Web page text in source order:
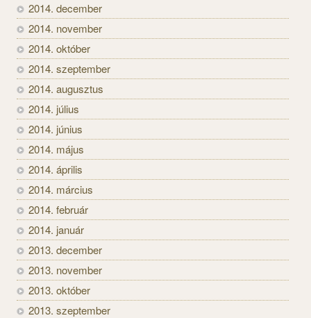
2014. december
2014. november
2014. október
2014. szeptember
2014. augusztus
2014. július
2014. június
2014. május
2014. április
2014. március
2014. február
2014. január
2013. december
2013. november
2013. október
2013. szeptember